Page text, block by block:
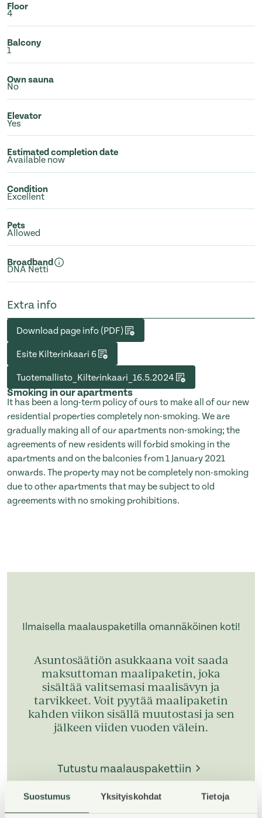
Suostumus Yksityiskohdat Tietoja
Floor
4
Balcony
1
Own sauna
No
Elevator
Yes
Estimated completion date
Available now
Condition
Excellent
Pets
Allowed
Broadband
DNA Netti
Extra info
Download page info (PDF)
Esite Kilterinkaari 6
Tuotemallisto_Kilterinkaari_16.5.2024
Smoking in our apartments
It has been a long-term policy of ours to make all of our new
residential properties completely non-smoking. We are
gradually making all of our apartments non-smoking; the
agreements of new residents will forbid smoking in the
apartments and on the balconies from 1 January 2021
onwards. The property may not be completely non-smoking
due to other apartments that may be subject to old
agreements with no smoking prohibitions.
Ilmaisella maalauspaketilla omannäköinen koti!
Asuntosäätiön asukkaana voit saada
maksuttoman maalipaketin, joka
sisältää valitsemasi maalisävyn ja
tarvikkeet. Voit pyytää maalipaketin
kahden viikon sisällä muutostasi ja sen
jälkeen viiden vuoden välein.
Tutustu maalauspakettiin